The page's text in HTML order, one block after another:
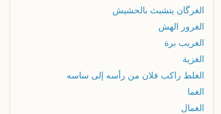
الغرگان يتشبث بالحشيش
الغرور الهش
الغريب برة
الغزية
الغلط راكب فلان من رأسه إلى ساسه
الغما
الغمال